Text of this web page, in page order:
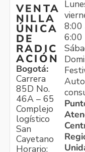
VENTA
NILLA
ÚNICA
DE
RADIC
ACIÓN
Bogotá:
Carrera
85D No.
46A – 65
Complejo
logístico
San
Cayetano
Horario:
8:00
6:00
Auto